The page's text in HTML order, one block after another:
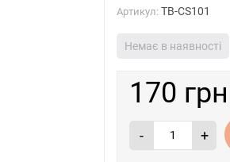
Артикул: TB-CS101
Немає в наявності
170
- +